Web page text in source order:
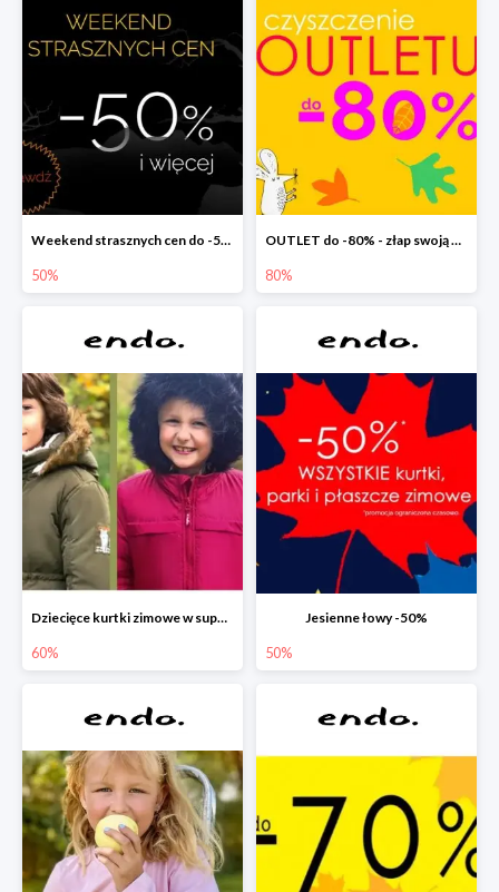
Weekend strasznych cen do -50%
50%
OUTLET do -80% - złap swoją okazję !
80%
Dziecięce kurtki zimowe w super cenach!
60%
Jesienne łowy -50%
50%